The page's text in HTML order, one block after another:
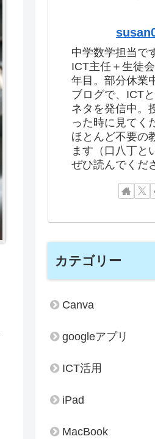
中学数学担当で
ICT主任＋生徒
年目。部分休業
ブログで、ICT
ネタを発信中。
った時に見てく
ほとんど不要の
ます（口八丁と
ぜひ読んでくだ
カテゴリー
Canva
googleアプリ
ICT活用
iPad
MacBook